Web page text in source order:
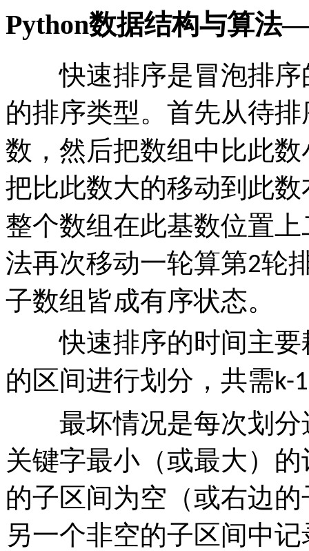
Python数据结构与算法
快速排序是冒泡排序
的排序类型。首先从待
数，然后把数组中比此
把比此数大的移动到此
整个数组在此基数位置
法再次移动一轮算第2轮
子数组皆成有序状态。
快速排序的时间主要
的区间进行划分，共需k-1
最坏情况是每次划分
关键字最小（或最大）
的子区间为空（或右边
另一个非空的子区间中